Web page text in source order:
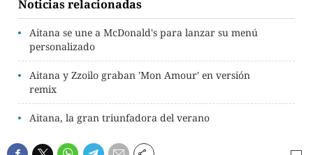
Noticias relacionadas
Aitana se une a McDonald's para lanzar su menú
personalizado
Aitana y Zzoilo graban 'Mon Amour' en versión
remix
Aitana, la gran triunfadora del verano